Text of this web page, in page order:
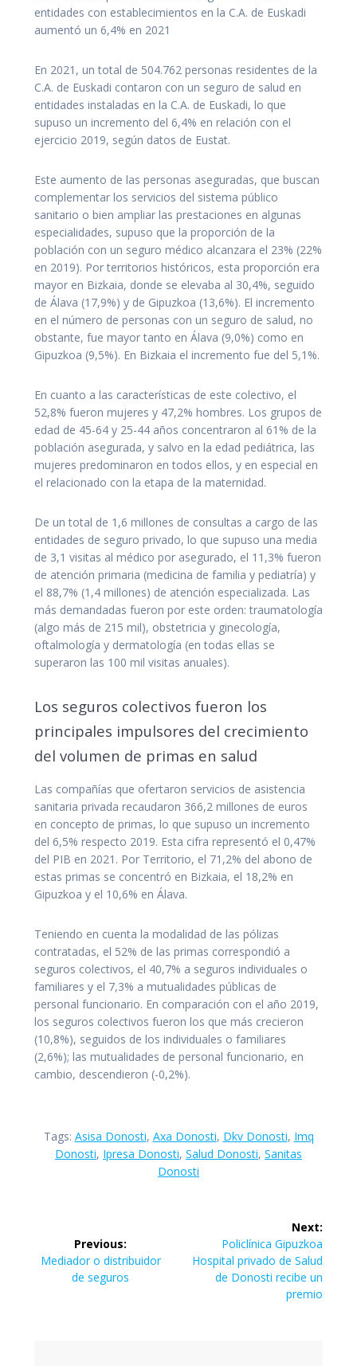
entidades con establecimientos en la C.A. de Euskadi
aumentó un 6,4% en 2021
En 2021, un total de 504.762 personas residentes de la
C.A. de Euskadi contaron con un seguro de salud en
entidades instaladas en la C.A. de Euskadi, lo que
supuso un incremento del 6,4% en relación con el
ejercicio 2019, según datos de Eustat.
Este aumento de las personas aseguradas, que buscan
complementar los servicios del sistema público
sanitario o bien ampliar las prestaciones en algunas
especialidades, supuso que la proporción de la
población con un seguro médico alcanzara el 23% (22%
en 2019). Por territorios históricos, esta proporción era
mayor en Bizkaia, donde se elevaba al 30,4%, seguido
de Álava (17,9%) y de Gipuzkoa (13,6%). El incremento
en el número de personas con un seguro de salud, no
obstante, fue mayor tanto en Álava (9,0%) como en
Gipuzkoa (9,5%). En Bizkaia el incremento fue del 5,1%.
En cuanto a las características de este colectivo, el
52,8% fueron mujeres y 47,2% hombres. Los grupos de
edad de 45-64 y 25-44 años concentraron al 61% de la
población asegurada, y salvo en la edad pediátrica, las
mujeres predominaron en todos ellos, y en especial en
el relacionado con la etapa de la maternidad.
De un total de 1,6 millones de consultas a cargo de las
entidades de seguro privado, lo que supuso una media
de 3,1 visitas al médico por asegurado, el 11,3% fueron
de atención primaria (medicina de familia y pediatría) y
el 88,7% (1,4 millones) de atención especializada. Las
más demandadas fueron por este orden: traumatología
(algo más de 215 mil), obstetricia y ginecología,
oftalmología y dermatología (en todas ellas se
superaron las 100 mil visitas anuales).
Los seguros colectivos fueron los
principales impulsores del crecimiento
del volumen de primas en salud
Las compañías que ofertaron servicios de asistencia
sanitaria privada recaudaron 366,2 millones de euros
en concepto de primas, lo que supuso un incremento
del 6,5% respecto 2019. Esta cifra representó el 0,47%
del PIB en 2021. Por Territorio, el 71,2% del abono de
estas primas se concentró en Bizkaia, el 18,2% en
Gipuzkoa y el 10,6% en Álava.
Teniendo en cuenta la modalidad de las pólizas
contratadas, el 52% de las primas correspondió a
seguros colectivos, el 40,7% a seguros individuales o
familiares y el 7,3% a mutualidades públicas de
personal funcionario. En comparación con el año 2019,
los seguros colectivos fueron los que más crecieron
(10,8%), seguidos de los individuales o familiares
(2,6%); las mutualidades de personal funcionario, en
cambio, descendieron (-0,2%).
Tags: Asisa Donosti, Axa Donosti, Dkv Donosti, Imq
Donosti, Ipresa Donosti, Salud Donosti, Sanitas
Donosti
entradas
Previous:
Previous
Mediador o distribuidor
de seguros
Next:
Next
post:
Policlínica Gipuzkoa
Hospital privado de Salud
de Donosti recibe un
premio